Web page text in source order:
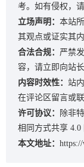
考。如有侵权，
立场声明： 本站
其观点或证实其
合法合规： 严禁
容，请立即向站长
内容时效性： 站
在评论区留言或联
许可协议：
除非
相同方式共享 4.0
本文地址：